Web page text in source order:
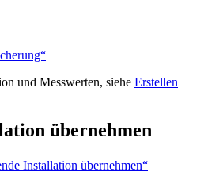
und Messwerten, siehe Erstellen
übernehmen
Installation übernehmen“